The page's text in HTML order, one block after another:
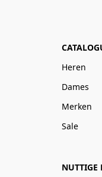
Heren
Dames
Merken
Sale
NUTTIGE